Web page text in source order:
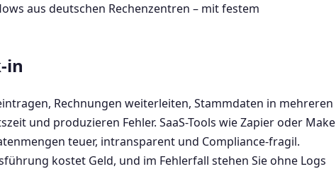
aus deutschen Rechenzentren – mit festem
in
Rechnungen weiterleiten, Stammdaten in mehreren
und produzieren Fehler. SaaS-Tools wie Zapier oder Make
teuer, intransparent und Compliance-fragil.
kostet Geld, und im Fehlerfall stehen Sie ohne Logs